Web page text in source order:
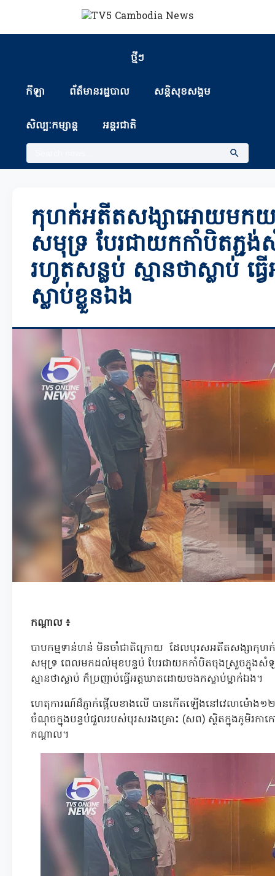
ថ្មីៗ
កីឡា ព័ត៏មានរដ្ឋបាល សន្តិសុខសង្គម
សិល្បៈកម្សាន្ត អន្តរជាតិ
កុហក់អតីតសង្សាអោយមក
សមុទ្រ បែរជាយកកាំបិតភ្ជ
រហូតសន្លប់ ស្មានថាស្លាប់ ធ្
ស្លាប់ខ្លួនឯង
កណ្តាល ៖
បាបកម្មទាន់ហន់ មិនចាំជាតិក្រោយ ដែលបុរសអតីតសង្សាកុហ
សមុទ្រ ពេលមកដល់មុខបន្ទប់ បែរជាយកកាំបិតចុងស្រួចភ្ជុង
ស្មានថាស្លាប់ ក៏ប្រញាប់ធ្វើអត្តឃាតដោយចងកស្លាប់ម្នាក់ឯង។
ហេតុការណ៍ដ៏ភ្ញាក់ផ្អើលខាងលើ បានកើតឡើងនៅវេលាម៉ោង១
ចំណុចក្នុងបន្ទប់ជួលរបស់បុរសរងគ្រោះ (សព) ស្ថិតក្នុងភូមិរក
កណ្តាល។